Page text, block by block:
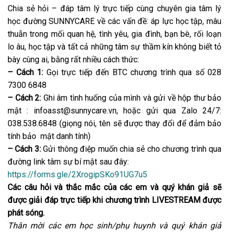
Chia sẻ hỏi – đáp tâm lý trực tiếp cùng chuyên gia tâm lý
học đường SUNNYCARE về các vấn đề: áp lực học tập, mâu
thuẫn trong mối quan hệ, tình yêu, gia đình, bạn bè, rối loạn
lo âu, học tập và tất cả những tâm sự thầm kín không biết tỏ
bày cùng ai, bằng rất nhiều cách thức:
– Cách 1 : Gọi trực tiếp đến BTC chương trình qua số 028
7300 6848
– Cách 2: Ghi âm tình huống của mình và gửi về hộp thư bảo
mật : infoasst@sunnycare.vn, hoặc gửi qua Zalo 24/7:
038.538.6848 (giọng nói, tên sẽ được thay đổi để đảm bảo
tính bảo mật danh tính)
– Cách 3:Gửi thông điệp muốn chia sẻ cho chương trình qua
đường link tâm sự bí mật sau đây:
https://forms.gle/2XrogipSKo91UG7u5
Các câu hỏi và thắc mắc của các em và quý khán giả sẽ
được giải đáp trực tiếp khi chương trình LIVESTREAM được
phát sóng.
Thân mời các em học sinh/phụ huynh và quý khán giả